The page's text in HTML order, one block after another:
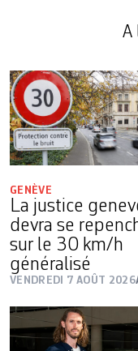
A
GENÈVE
La justice
devra se
sur le 30 km/h
généralisé
VENDREDI 7 AOÛT 2026